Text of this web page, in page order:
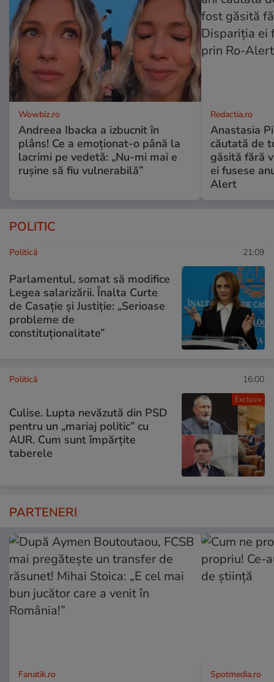
Wowbiz.ro
Andreea Ibacka a izbucnit în
plâns! Ce a emoționat-o până la
lacrimi pe vedetă: „Nu-mi mai e
rușine să fiu vulnerabilă”
Redactia.ro
Anastasia
căutată de
găsită fără
ei fusese
Alert
POLITIC
Politică 21:09
Parlamentul, somat să modifice
Legea salarizării. Înalta Curte
de Casație și Justiție: „Serioase
probleme de
constituționalitate”
Exclusiv
Politică 16:00
Culise. Lupta nevăzută din PSD
pentru un „mariaj politic” cu
AUR. Cum sunt împărțite
taberele
PARTENERI
Fanatik.ro Spotmedia.ro